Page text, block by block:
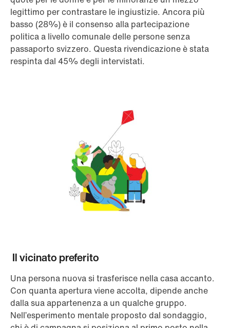
legittimo per contrastare le ingiustizie. Ancora più
basso (28%) è il consenso alla partecipazione
politica a livello comunale delle persone senza
passaporto svizzero. Questa rivendicazione è stata
respinta dal 45% degli intervistati.
Il vicinato preferito
Una persona nuova si trasferisce nella casa accanto.
Con quanta apertura viene accolta, dipende anche
dalla sua appartenenza a un qualche gruppo.
Nell’esperimento mentale proposto dal sondaggio,